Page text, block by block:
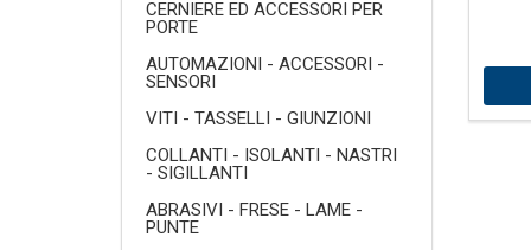
CERNIERE ED ACCESSORI PER
PORTE
AUTOMAZIONI - ACCESSORI -
SENSORI
VITI - TASSELLI - GIUNZIONI
COLLANTI - ISOLANTI - NASTRI
- SIGILLANTI
ABRASIVI - FRESE - LAME -
PUNTE